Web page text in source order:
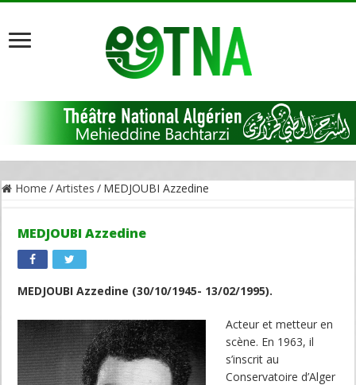
Home /Artistes / MEDJOUBI Azzedine
MEDJOUBI Azzedine
MEDJOUBI Azzedine (30/10/1945- 13/02/1995).
Acteur et metteur en
scène. En 1963, il
s’inscrit au
Conservatoire d’Alger